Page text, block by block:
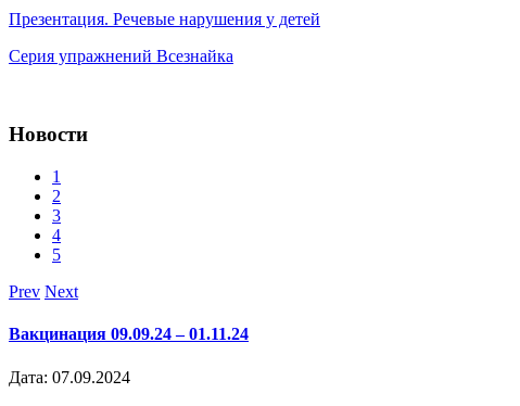
Презентация. Речевые нарушения у детей
Серия упражнений Всезнайка
Новости
1
2
3
4
5
Prev Next
Вакцинация 09.09.24 – 01.11.24
Дата: 07.09.2024